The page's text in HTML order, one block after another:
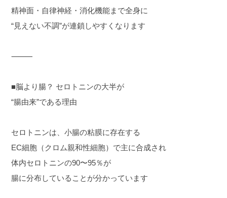
精神面・自律神経・消化機能まで全身に
“見えない不調”が連鎖しやすくなります
⸻
■脳より腸？ セロトニンの大半が
“腸由来”である理由
セロトニンは、小腸の粘膜に存在する
EC細胞（クロム親和性細胞）で主に合成され
体内セロトニンの90〜95％が
腸に分布していることが分かっています